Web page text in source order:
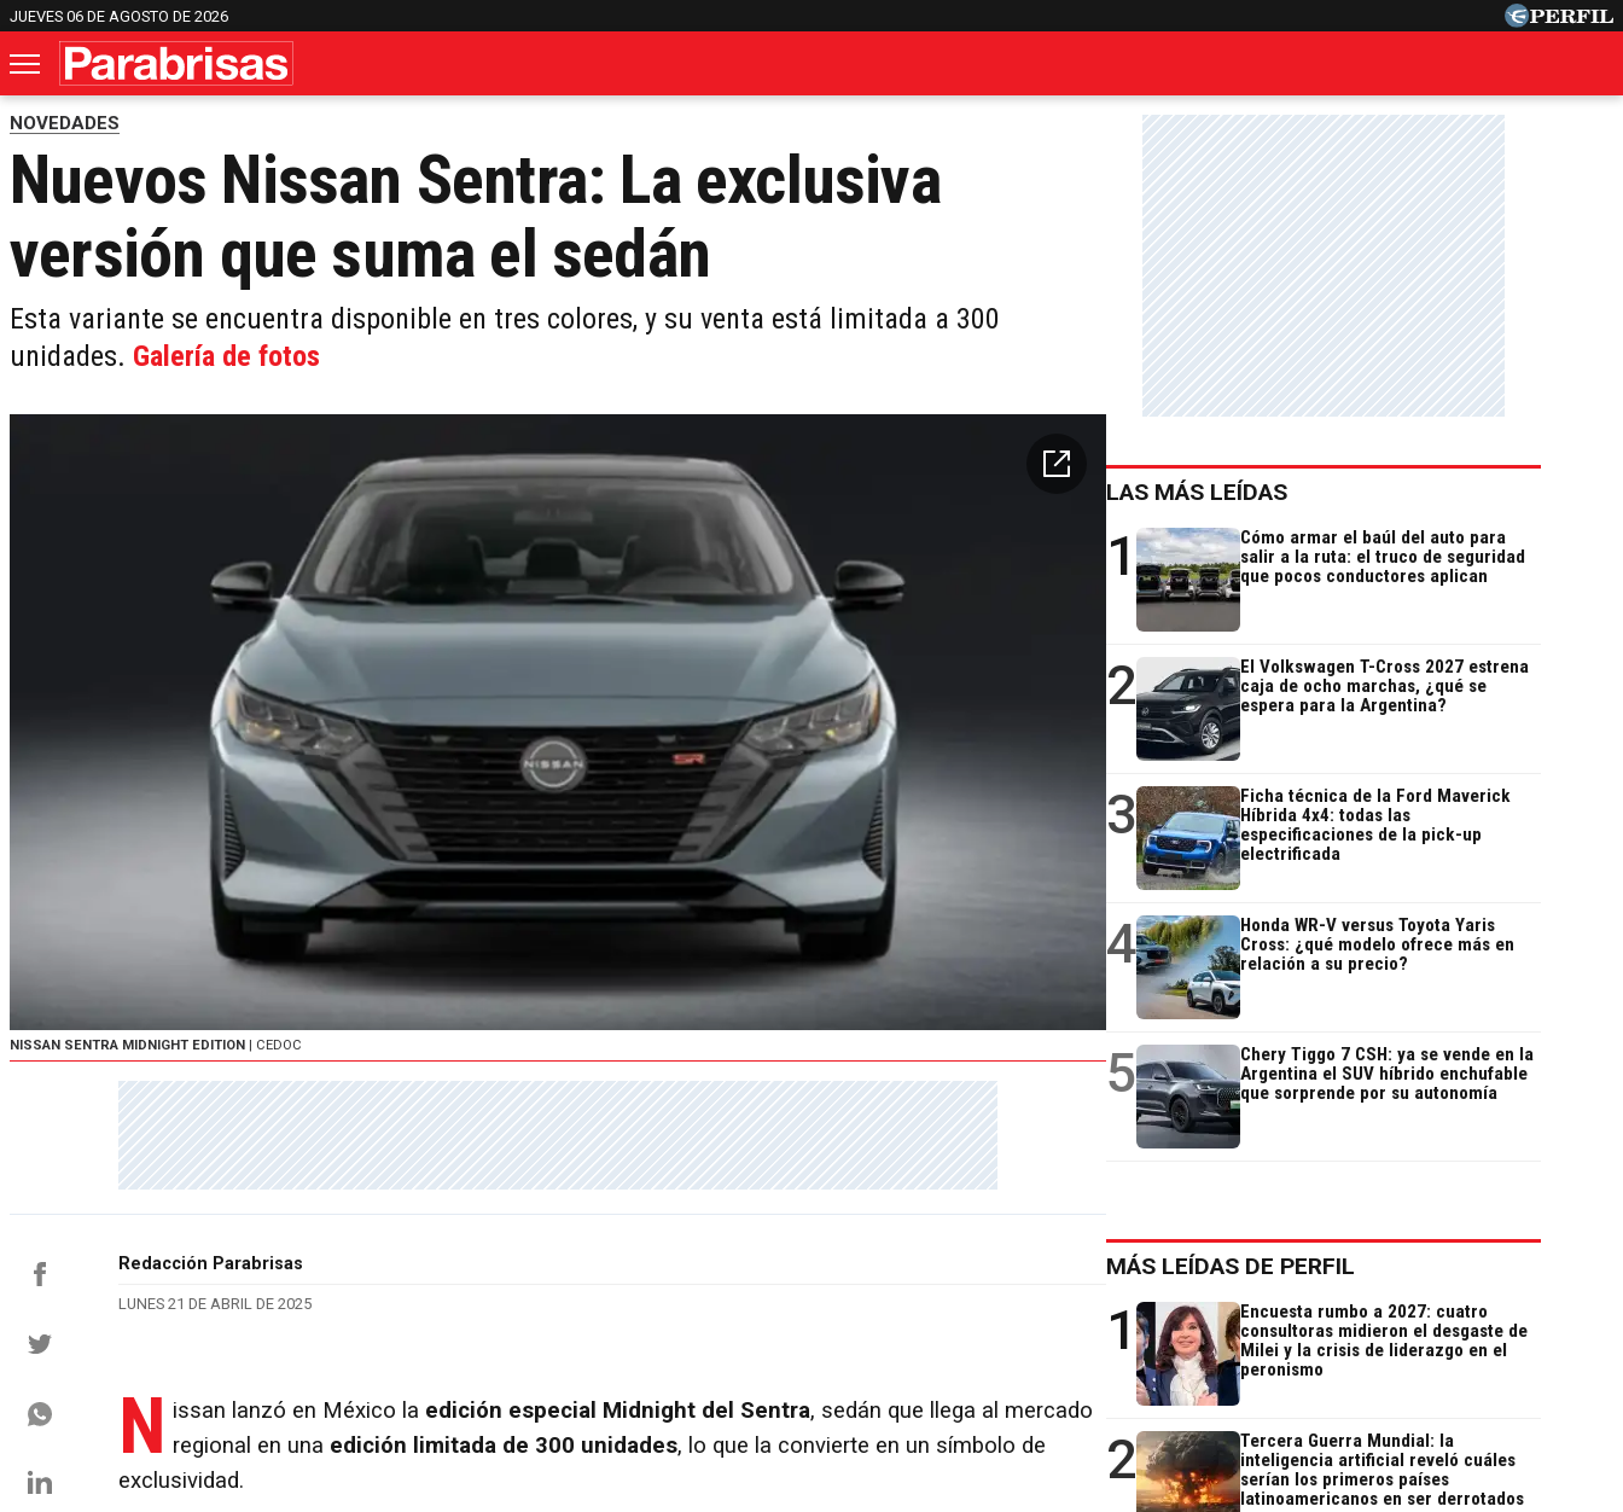
JUEVES 06 DE AGOSTO DE 2026
NOVEDADES
Nuevos Nissan Sentra: La exclusiva
versión que suma el sedán
Esta variante se encuentra disponible en tres colores, y su venta está limitada a 300
unidades. Galería de fotos
NISSAN SENTRA MIDNIGHT EDITION | CEDOC
Redacción Parabrisas
LUNES 21 DE ABRIL DE 2025
N issan lanzó en México la edición especial Midnight del Sentra, sedán que llega al mercado
regional en una edición limitada de 300 unidades, lo que la convierte en un símbolo de
exclusividad.
LAS MÁS LEÍDAS
1
Cómo armar el baúl del auto para
salir a la ruta: el truco de seguridad
que pocos conductores aplican
2
El Volkswagen T-Cross 2027 estrena
caja de ocho marchas, ¿qué se
espera para la Argentina?
3
Ficha técnica de la Ford Maverick
Híbrida 4x4: todas las
especificaciones de la pick-up
electrificada
4
Honda WR-V versus Toyota Yaris
Cross: ¿qué modelo ofrece más en
relación a su precio?
5
Chery Tiggo 7 CSH: ya se vende en la
Argentina el SUV híbrido enchufable
que sorprende por su autonomía
MÁS LEÍDAS DE PERFIL
1
Encuesta rumbo a 2027: cuatro
consultoras midieron el desgaste de
Milei y la crisis de liderazgo en el
peronismo
2
Tercera Guerra Mundial: la
inteligencia artificial reveló cuáles
serían los primeros países
latinoamericanos en ser derrotados